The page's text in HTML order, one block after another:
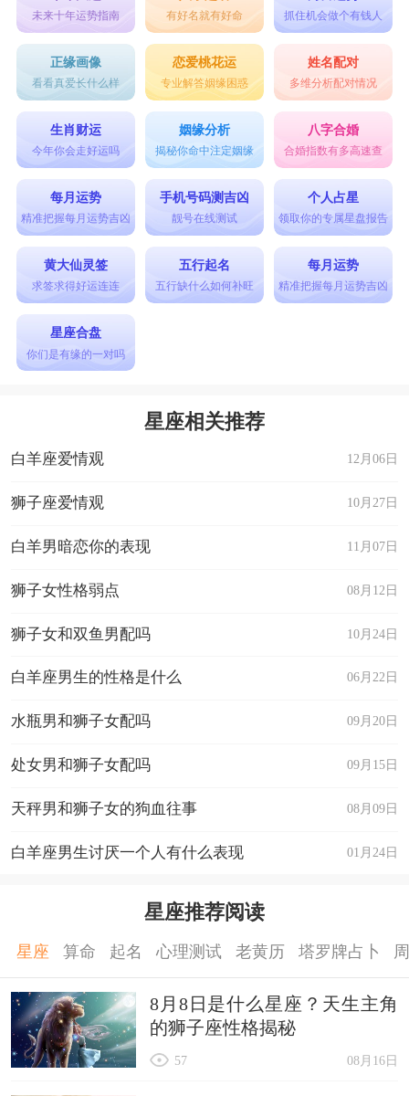
未来十年运势指南 有好名就有好命 抓住机会做个有钱人
正缘画像
看看真爱长什么样
恋爱桃花运
专业解答姻缘困惑
姓名配对
多维分析配对情况
生肖财运
今年你会走好运吗
姻缘分析
揭秘你命中注定姻缘
八字合婚
合婚指数有多高速查
每月运势
精准把握每月运势吉凶
手机号码测吉凶
靓号在线测试
个人占星
领取你的专属星盘报告
黄大仙灵签
求签求得好运连连
五行起名
五行缺什么如何补旺
每月运势
精准把握每月运势吉凶
星座合盘
你们是有缘的一对吗
星座相关推荐
12月06日
白羊座爱情观
10月27日
狮子座爱情观
11月07日
白羊男暗恋你的表现
08月12日
狮子女性格弱点
10月24日
狮子女和双鱼男配吗
06月22日
白羊座男生的性格是什么
09月20日
水瓶男和狮子女配吗
09月15日
处女男和狮子女配吗
08月09日
天秤男和狮子女的狗血往事
01月24日
白羊座男生讨厌一个人有什么表现
星座推荐阅读
星座 算命 起名 心理测试 老黄历 塔罗牌占卜
8月8日是什么星座？天生主角
的狮子座性格揭秘
08月16日
57